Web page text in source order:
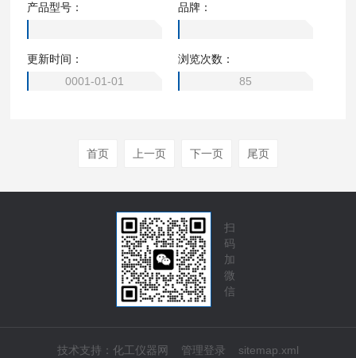
产品型号： 品牌：
更新时间：
0001-01-01
浏览次数：
85
首页 上一页 下一页 尾页
扫
码
加
微
信
技术支持： 化工仪器网 管理登录 sitemap.xml